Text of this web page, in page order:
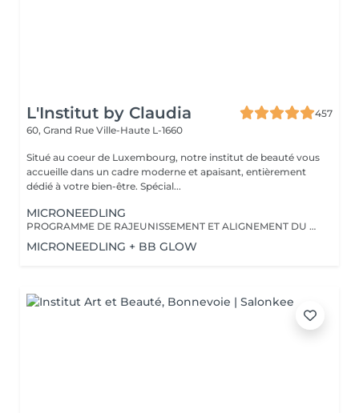
L'Institut by Claudia
457
60, Grand Rue Ville-Haute L-1660
Situé au coeur de Luxembourg, notre institut de beauté vous
accueille dans un cadre moderne et apaisant, entièrement
dédié à votre bien-être. Spécial...
MICRONEEDLING
PROGRAMME DE RAJEUNISSEMENT ET ALIGNEMENT DU TEINT DE LA PEAU
MICRONEEDLING + BB GLOW